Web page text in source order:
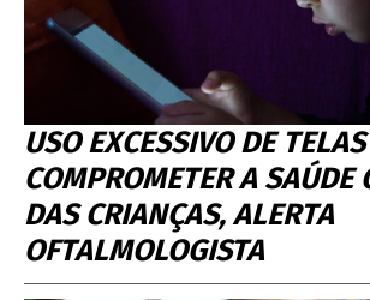
USO EXCESSIVO DE
COMPROMETER A SAÚDE
DAS CRIANÇAS, ALERTA
OFTALMOLOGISTA